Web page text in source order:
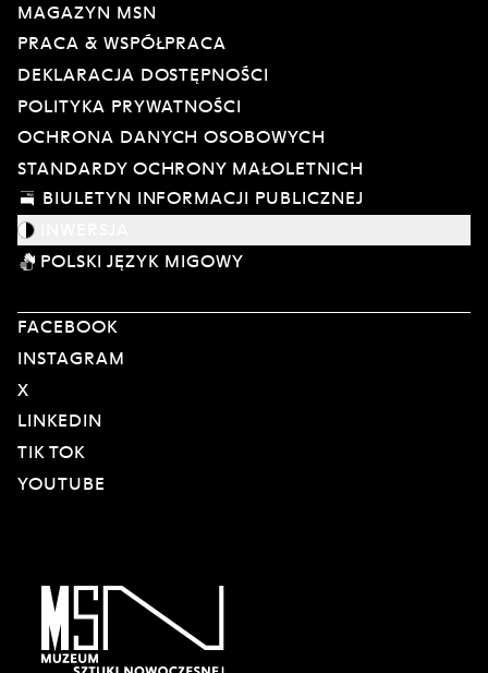
MAGAZYN MSN
PRACA & WSPÓŁPRACA
DEKLARACJA DOSTĘPNOŚCI
POLITYKA PRYWATNOŚCI
OCHRONA DANYCH OSOBOWYCH
STANDARDY OCHRONY MAŁOLETNICH
BIULETYN INFORMACJI PUBLICZNEJ
POLSKI JĘZYK MIGOWY
FACEBOOK
INSTAGRAM
X
LINKEDIN
TIK TOK
YOUTUBE